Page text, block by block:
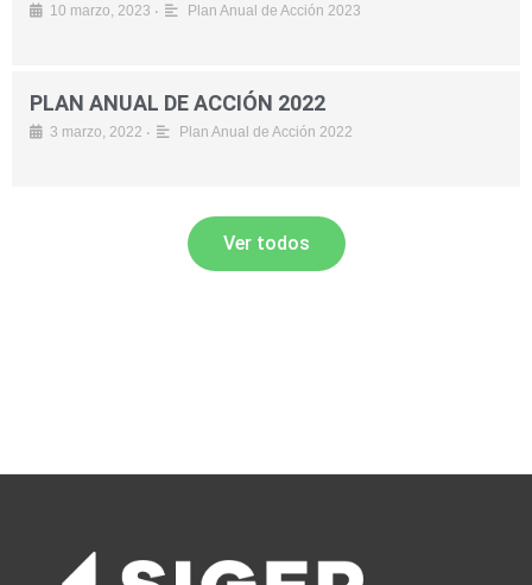
10 marzo, 2023 • Plan Anual de Acción 2023
PLAN ANUAL DE ACCIÓN 2022
3 marzo, 2022 • Plan Anual de Acción 2022
Ver todos